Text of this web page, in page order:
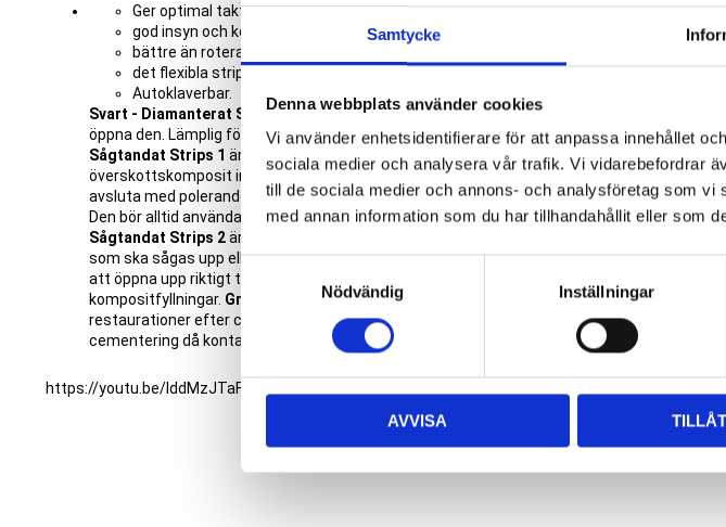
Samtycke
Denna webbplats använder cookies
Vi använder enhetsidentifierare för att anpassa innehållet
sociala medier och analysera vår trafik. Vi vidarebefordrar
till de sociala medier och annons- och analysföretag som
med annan information som du har tillhandahållit eller som
S
a
m
t
s
Nödvändig Inställningar
AVVISA
Ger optimal taktilitet och åtkomlighet även i posteriora partier,
god insyn och kontroll av var stripset polerar
bättre än roterande instrument och polerare pga åtkomligheten
det flexibla stripset följer tändernas naturliga konvexa yta
Autoklaverbar.
Svart - Diamanterat Stripsär flexibel för att kunna passera kontaktpunkten utan att
öppna den. Lämplig för att konturera proximala ytor vid kompositfyllningar.Vit -
Sågtandat Strips 1 är flexibel såg för en-hands fattning för att såga upp och/eller bort
överskottskomposit interproximalt. Lämplig att avlägsna överdrivna överskott för att
avsluta med polerande/avverkande strips. Suverän när 6 skalfasader blev en 6-ledsbro.
Den bör alltid användas preventivt före ljushärdning. Efter härdning är den blå bäst.Blå -
Sågtandat Strips 2är avsedd för kraftfullare arbeten där det är mer cement/komposit
som ska sågas upp eller bort.Orange - Diamanterat och Sågtandat Stripsär lämplig för
att öppna upp riktigt täta kontakter och för att konturera proximala ytor vid
kompositfyllningar. Grå - Strips för Slutpolering.
Används vid slutpolering av alla
restaurationer efter cementering och också kompositer proximalt. Lämplig före
cementering då kontakter behöver justeras på inlägg, onlays och kronor.
https://youtu.be/IddMzJTaFqQ